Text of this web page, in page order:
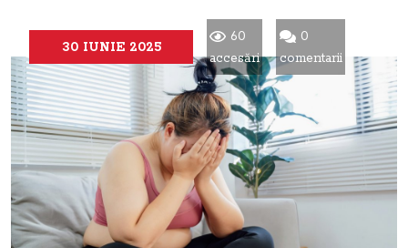
30 IUNIE 2025
60
accesări
0
comentarii